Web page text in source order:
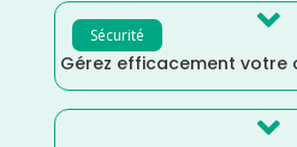
Sécurité 
Gérez efficacement votre
